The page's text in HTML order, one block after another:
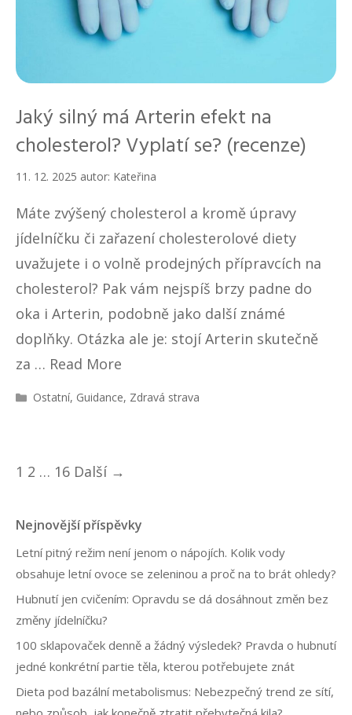
Jaký silný má Arterin efekt na
cholesterol? Vyplatí se? (recenze)
11. 12. 2025 autor: Kateřina
Máte zvýšený cholesterol a kromě úpravy
jídelníčku či zařazení cholesterolové diety
uvažujete i o volně prodejných přípravcích na
cholesterol? Pak vám nejspíš brzy padne do
oka i Arterin, podobně jako další známé
doplňky. Otázka ale je: stojí Arterin skutečně
za … Read More
R
k
Ostatní, Guidance, Zdravá strava
N
v
i
g
a
c
e
p
ř
1 2 … 16 Další →
Nejnovější příspěvky
Letní pitný režim není jenom o nápojích. Kolik vody
obsahuje letní ovoce se zeleninou a proč na to brát ohledy?
Hubnutí jen cvičením: Opravdu se dá dosáhnout změn bez
změny jídelníčku?
100 sklapovaček denně a žádný výsledek? Pravda o hubnutí
jedné konkrétní partie těla, kterou potřebujete znát
Dieta pod bazální metabolismus: Nebezpečný trend ze sítí,